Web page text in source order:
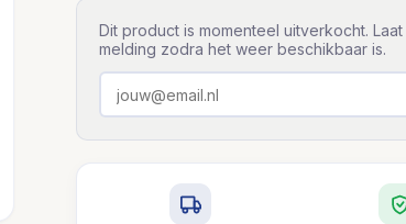
Dit product is momenteel uitverkocht.
melding zodra het weer beschikbaar is.